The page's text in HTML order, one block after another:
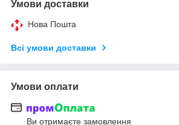
Умови доставки
Нова Пошта
Всі умови доставки
Умови оплати
Ви отримаєте замовлення